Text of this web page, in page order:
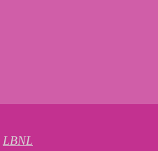
LBNL